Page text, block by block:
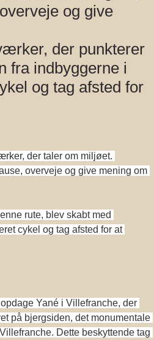
og give
der punkterer
fra indbyggerne i
og tag afsted for
der taler om miljøet.
overveje og give mening om
rute, blev skabt med
cykel og tag afsted for at
Yané i Villefranche, der
på bjergsiden, det monumentale
Dette beskyttende tag